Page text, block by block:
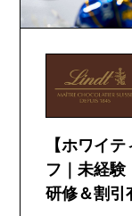
【ホワイ
フ｜未経験
研修＆割引